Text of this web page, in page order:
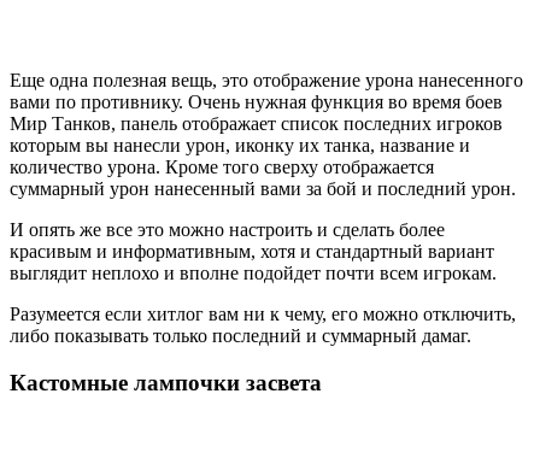
Еще одна полезная вещь, это отображение урона нанесенного
вами по противнику. Очень нужная функция во время боев
Мир Танков, панель отображает список последних игроков
которым вы нанесли урон, иконку их танка, название и
количество урона. Кроме того сверху отображается
суммарный урон нанесенный вами за бой и последний урон.
И опять же все это можно настроить и сделать более
красивым и информативным, хотя и стандартный вариант
выглядит неплохо и вполне подойдет почти всем игрокам.
Разумеется если хитлог вам ни к чему, его можно отключить,
либо показывать только последний и суммарный дамаг.
Кастомные лампочки засвета